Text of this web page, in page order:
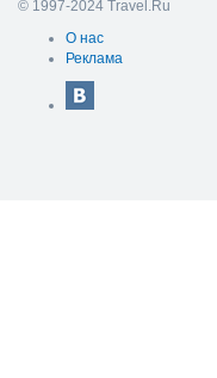
© 1997-2024 Travel.Ru
О нас
Реклама